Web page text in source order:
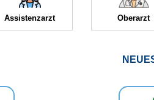
Assistenzarzt Oberarzt